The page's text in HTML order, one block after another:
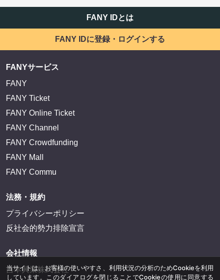
FANY IDとは
FANY IDに登録・ログインする
FANYサービス
FANY
FANY Ticket
FANY Online Ticket
FANY Channel
FANY Crowdfunding
FANY Mall
FANY Commu
法務・規約
プライバシーポリシー
反社会的勢力排除宣言
会社情報
吉本興業株式会社
当サイトは、お客様の使いやすさ、利用状況の分析のためCookieを利用
しています。このダイアログを閉じることでCookieの使用に同意する